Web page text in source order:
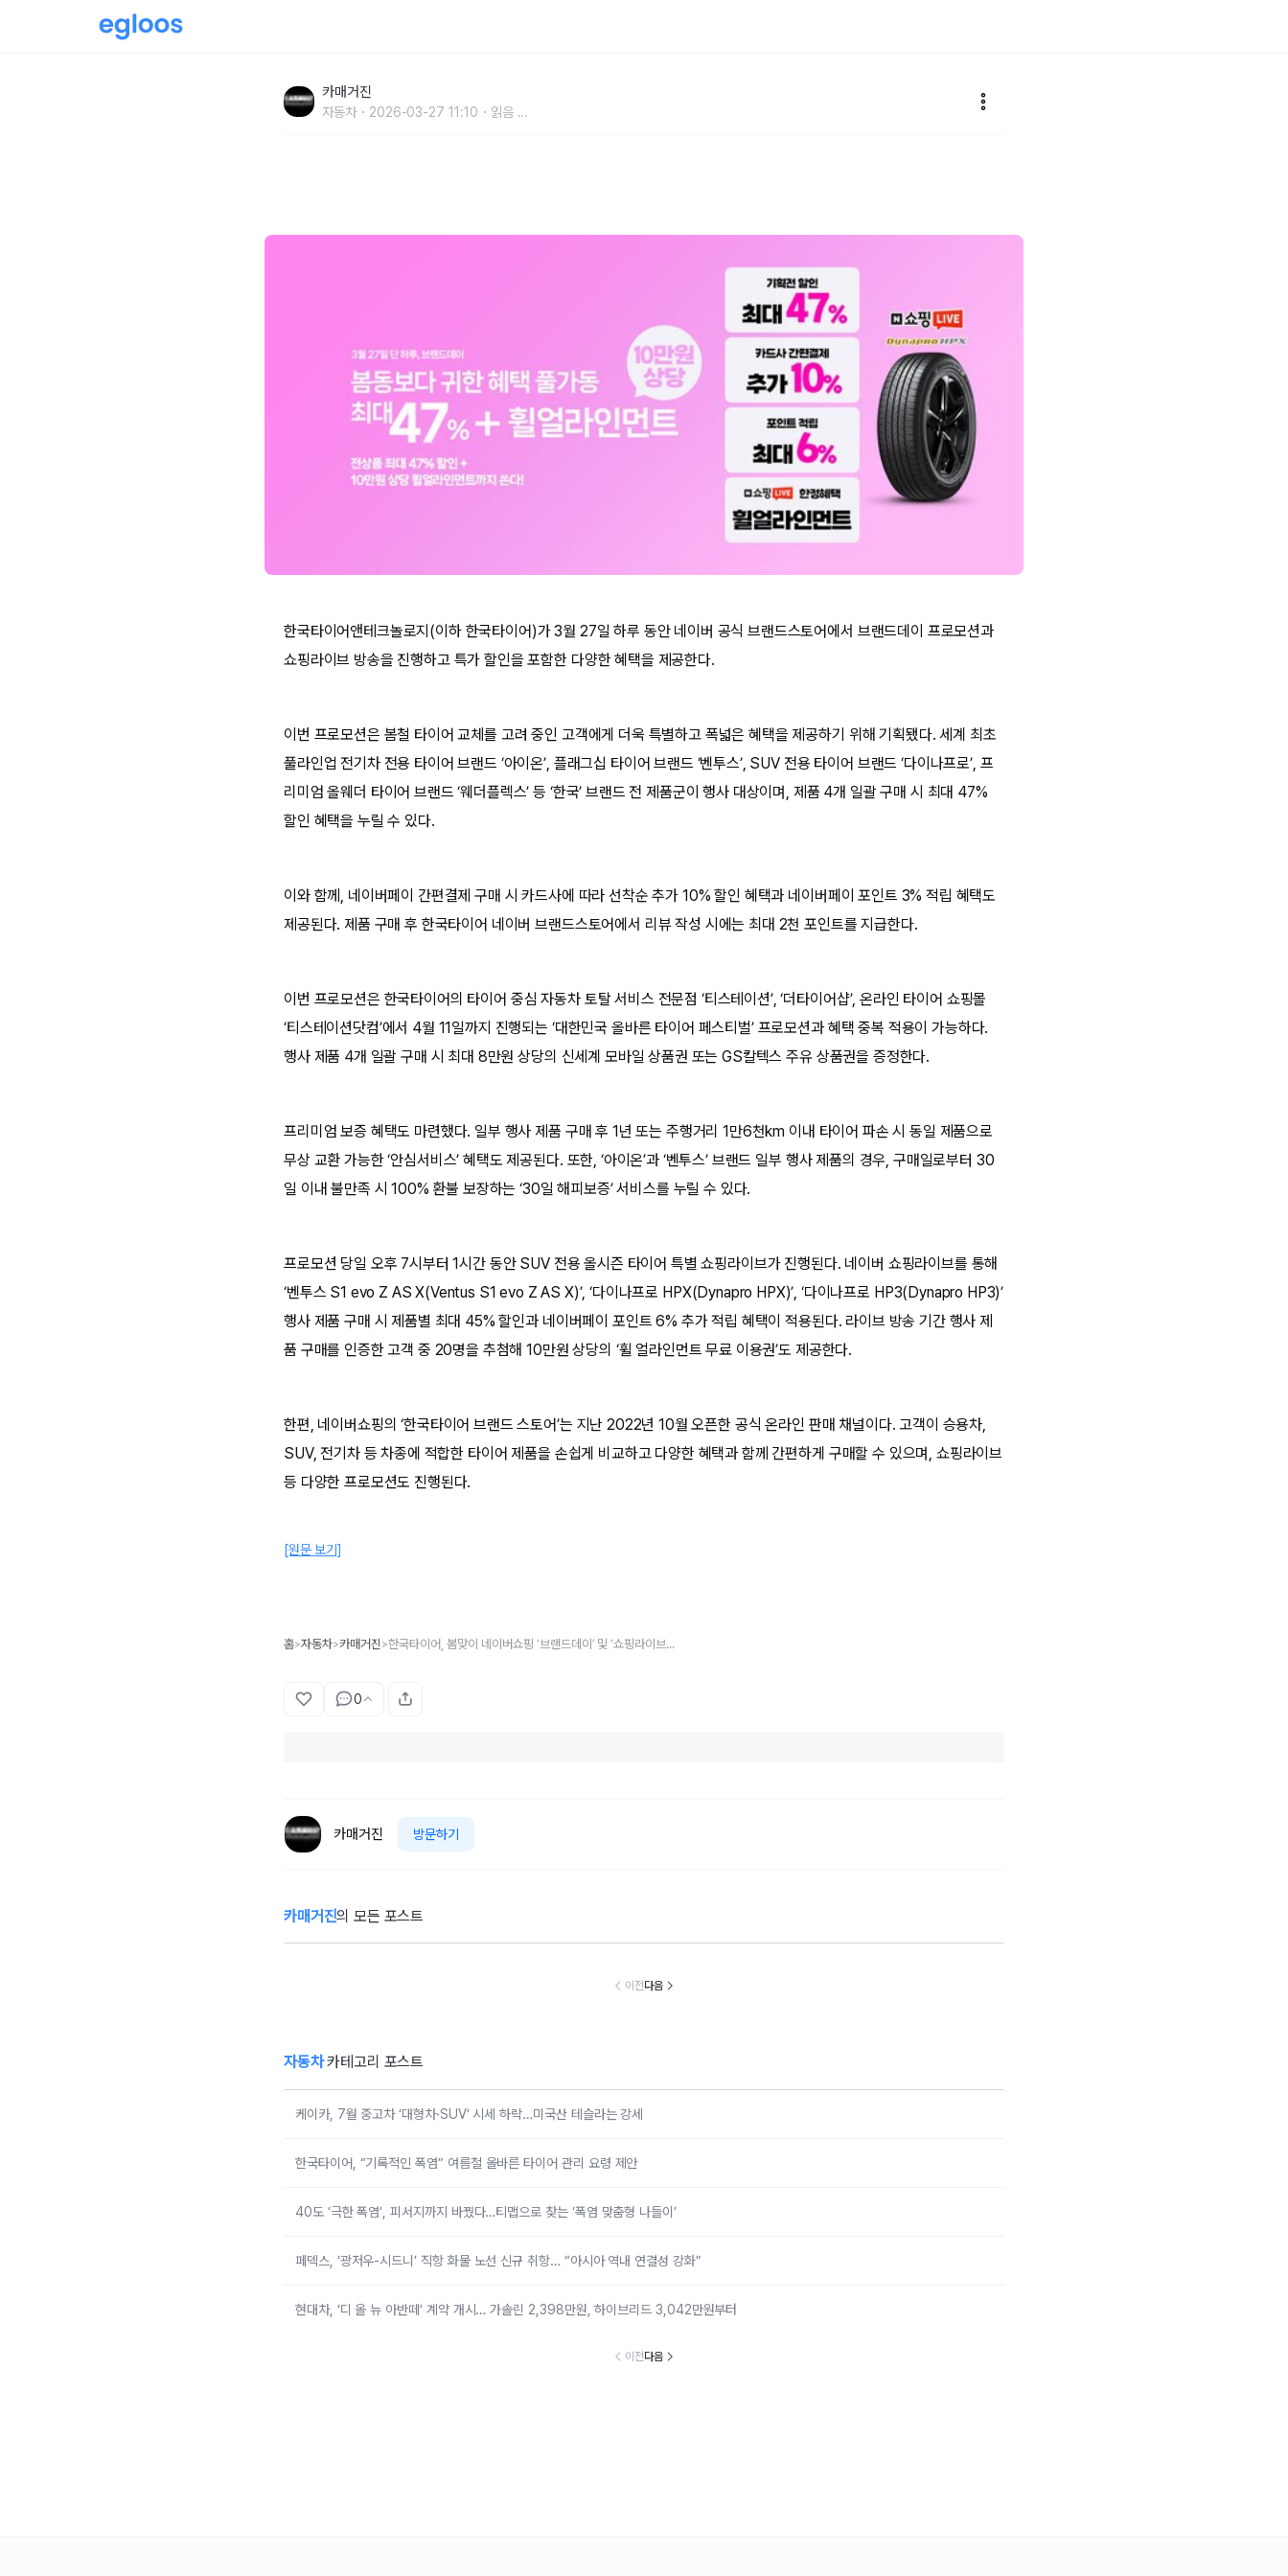
카매거진
자동차 2026-03-27 11:10 읽음 ...
한국타이어앤테크놀로지(이하 한국타이어)가 3월 27일 하루 동안 네이버 공식 브랜드스토어에서 브랜드데이 프로모션과
쇼핑라이브 방송을 진행하고 특가 할인을 포함한 다양한 혜택을 제공한다.
이번 프로모션은 봄철 타이어 교체를 고려 중인 고객에게 더욱 특별하고 폭넓은 혜택을 제공하기 위해 기획됐다. 세계 최초
풀라인업 전기차 전용 타이어 브랜드 ‘아이온’, 플래그십 타이어 브랜드 ‘벤투스’, SUV 전용 타이어 브랜드 ‘다이나프로’, 프
리미엄 올웨더 타이어 브랜드 ‘웨더플렉스’ 등 ‘한국’ 브랜드 전 제품군이 행사 대상이며, 제품 4개 일괄 구매 시 최대 47%
할인 혜택을 누릴 수 있다.
이와 함께, 네이버페이 간편결제 구매 시 카드사에 따라 선착순 추가 10% 할인 혜택과 네이버페이 포인트 3% 적립 혜택도
제공된다. 제품 구매 후 한국타이어 네이버 브랜드스토어에서 리뷰 작성 시에는 최대 2천 포인트를 지급한다.
이번 프로모션은 한국타이어의 타이어 중심 자동차 토탈 서비스 전문점 ‘티스테이션’, ‘더타이어샵’, 온라인 타이어 쇼핑몰
‘티스테이션닷컴’에서 4월 11일까지 진행되는 ‘대한민국 올바른 타이어 페스티벌’ 프로모션과 혜택 중복 적용이 가능하다.
행사 제품 4개 일괄 구매 시 최대 8만원 상당의 신세계 모바일 상품권 또는 GS칼텍스 주유 상품권을 증정한다.
프리미엄 보증 혜택도 마련했다. 일부 행사 제품 구매 후 1년 또는 주행거리 1만6천km 이내 타이어 파손 시 동일 제품으로
무상 교환 가능한 ‘안심서비스’ 혜택도 제공된다. 또한, ‘아이온’과 ‘벤투스’ 브랜드 일부 행사 제품의 경우, 구매일로부터 30
일 이내 불만족 시 100% 환불 보장하는 ‘30일 해피보증’ 서비스를 누릴 수 있다.
프로모션 당일 오후 7시부터 1시간 동안 SUV 전용 올시즌 타이어 특별 쇼핑라이브가 진행된다. 네이버 쇼핑라이브를 통해
‘벤투스 S1 evo Z AS X(Ventus S1 evo Z AS X)’, ‘다이나프로 HPX(Dynapro HPX)’, ‘다이나프로 HP3(Dynapro HP3)’
행사 제품 구매 시 제품별 최대 45% 할인과 네이버페이 포인트 6% 추가 적립 혜택이 적용된다. 라이브 방송 기간 행사 제
품 구매를 인증한 고객 중 20명을 추첨해 10만원 상당의 ‘휠 얼라인먼트 무료 이용권’도 제공한다.
한편, 네이버쇼핑의 ‘한국타이어 브랜드 스토어’는 지난 2022년 10월 오픈한 공식 온라인 판매 채널이다. 고객이 승용차,
SUV, 전기차 등 차종에 적합한 타이어 제품을 손쉽게 비교하고 다양한 혜택과 함께 간편하게 구매할 수 있으며, 쇼핑라이브
등 다양한 프로모션도 진행된다.
[원문 보기]
홈>자동차>카매거진 > 한국타이어, 봄맞이 네이버쇼핑 ‘브랜드데이’ 및 ‘쇼핑라이브’ 진행
0
카매거진 방문하기
카매거진의 모든 포스트
케이카, 7월 중고
한국타이어, “기록
40도 ‘극한 폭염’,
다…티맵으로 찾
페덱스, ‘광저우-
노선 신규 취항…
현대차, ‘디 올 뉴
작은 변화 큰 기
이전다음
자동차카테고리 포스트
케이카, 7월 중고차 ‘대형차·SUV’ 시세 하락…미국산 테슬라는 강세
한국타이어, “기록적인 폭염” 여름철 올바른 타이어 관리 요령 제안
40도 ‘극한 폭염’, 피서지까지 바꿨다…티맵으로 찾는 ‘폭염 맞춤형 나들이’
페덱스, ‘광저우-시드니’ 직항 화물 노선 신규 취항… “아시아 역내 연결성 강화”
현대차, ‘디 올 뉴 아반떼’ 계약 개시… 가솔린 2,398만원, 하이브리드 3,042만원부터
이전다음